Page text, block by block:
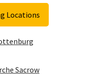
Locations
Sacrow